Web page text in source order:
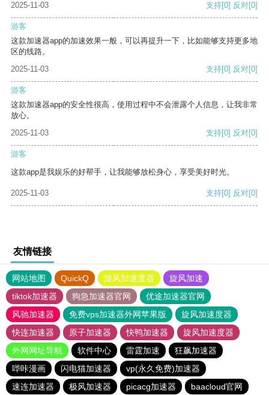
2025-11-03
支持[0] 反对[0]
游客
这款加速器app的加速效果一般，可以再提升一下，比如能够支持更多地
区的线路。
2025-11-03
支持[0] 反对[0]
游客
这款加速器app的安全性很高，使用过程中不会泄露个人信息，让我非常
放心。
2025-11-03
支持[0] 反对[0]
游客
这款app是我娱乐的好帮手，让我能够放松身心，享受美好时光。
2025-11-03 支持[0] 反对[0]
友情链接
网站地图 QuickQ 旋风加速度器
旋风加速
tiktok加速器
狗急加速器官网
优途加速器官网
风驰加速器
免费vps加速器外网苹果版
旋风加速度器
快连加速器
原子加速器 快鸭加速器
旋风加速度器
外网网址导航
软件中心 雷霆加速
狂飙加速器
哔咔漫画
闪电猫加速器
vp(永久免费)加速器
速连加速器
极风加速器 picacg加速器 baacloud官网